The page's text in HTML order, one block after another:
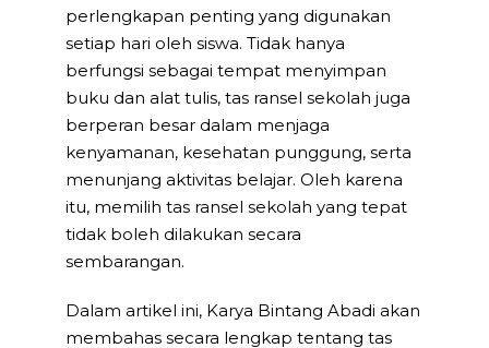
perlengkapan penting yang digunakan
setiap hari oleh siswa. Tidak hanya
berfungsi sebagai tempat menyimpan
buku dan alat tulis, tas ransel sekolah juga
berperan besar dalam menjaga
kenyamanan, kesehatan punggung, serta
menunjang aktivitas belajar. Oleh karena
itu, memilih tas ransel sekolah yang tepat
tidak boleh dilakukan secara
sembarangan.
Dalam artikel ini, Karya Bintang Abadi akan
membahas secara lengkap tentang tas